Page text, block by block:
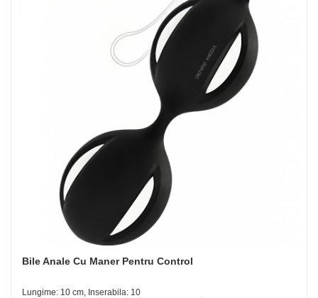
Bile Anale Cu Maner Pentru Control
Lungime: 10 cm, Inserabila: 10